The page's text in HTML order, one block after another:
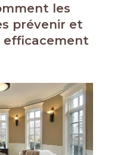
les
prévenir et
efficacement